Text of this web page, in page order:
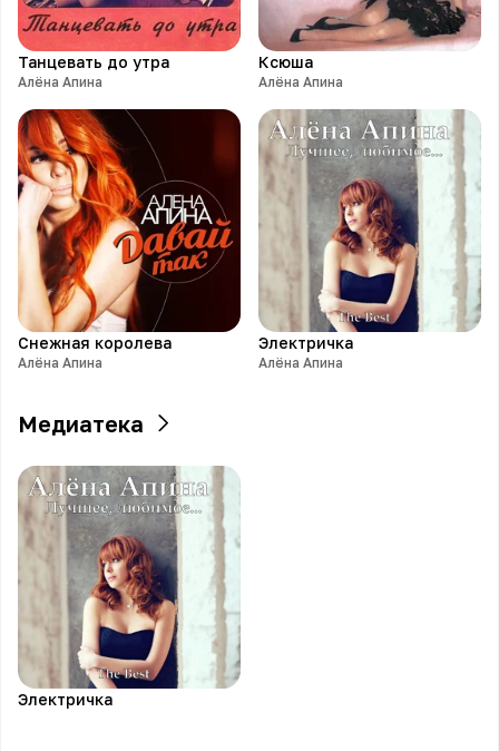
Танцевать до утра
Алёна Апина
Ксюша
Алёна Апина
Снежная королева
Алёна Апина
Электричка
Алёна Апина
Медиатека
Электричка